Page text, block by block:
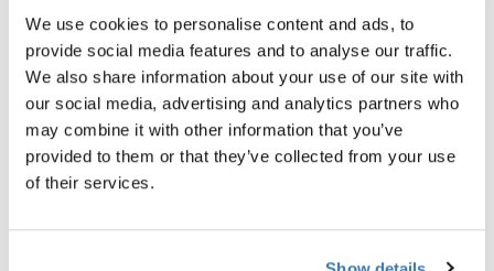
We use cookies to personalise content and ads, to
provide social media features and to analyse our traffic.
We also share information about your use of our site with
our social media, advertising and analytics partners who
may combine it with other information that you’ve
provided to them or that they’ve collected from your use
of their services.
Thule Chariot Sport 2 Einsitzer mit Thule Chariot Luftreiniger-
Thule Chariot Sport 2 Einsitzer mit Thule Chariot Luftreiniger-
Thule Chariot Luftreiniger-
Thule Chariot Sport 2
Thule Chariot Sport 2
Bundle